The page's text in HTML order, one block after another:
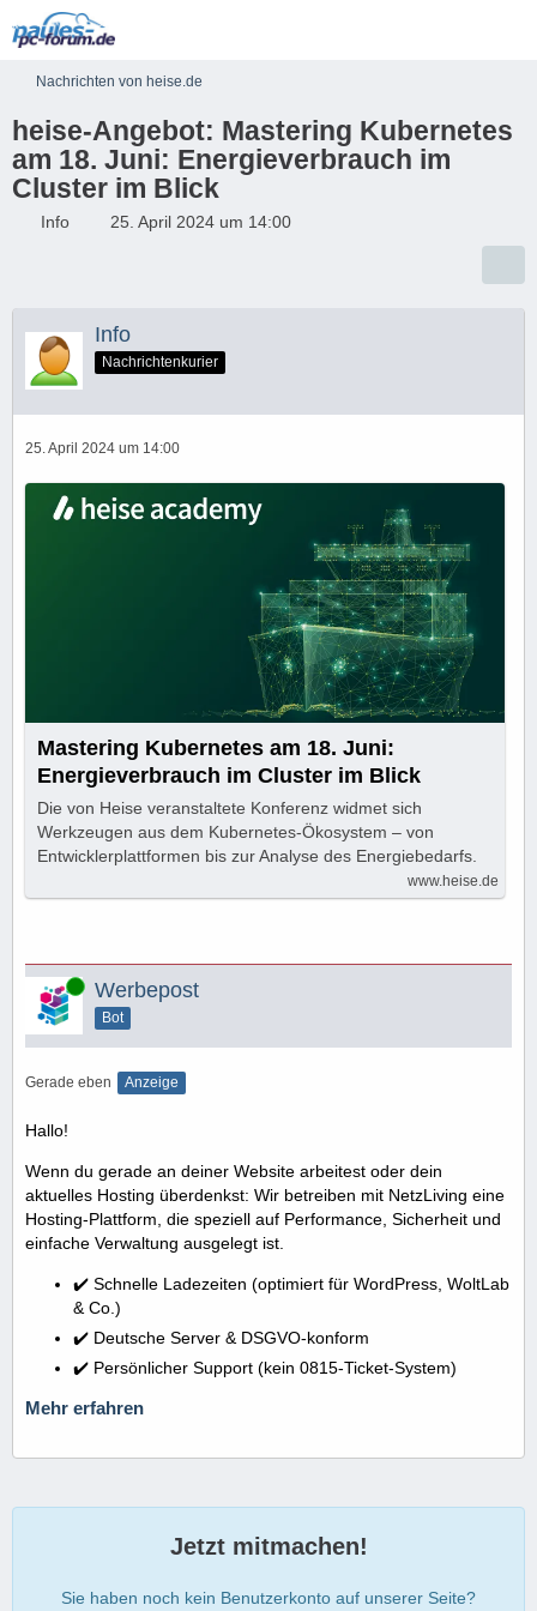
Nachrichten von heise.de
heise-Angebot: Mastering Kubernetes
am 18. Juni: Energieverbrauch im
Cluster im Blick
Info 25. April 2024 um 14:00
Info
Nachrichtenkurier
25. April 2024 um 14:00
Mastering Kubernetes am 18. Juni:
Energieverbrauch im Cluster im Blick
Die von Heise veranstaltete Konferenz widmet sich
Werkzeugen aus dem Kubernetes-Ökosystem – von
Entwicklerplattformen bis zur Analyse des Energiebedarfs.
www.heise.de
Online Werbepost
Bot
Gerade eben Anzeige
Hallo!
Wenn du gerade an deiner Website arbeitest oder dein
aktuelles Hosting überdenkst: Wir betreiben mit NetzLiving eine
Hosting-Plattform, die speziell auf Performance, Sicherheit und
einfache Verwaltung ausgelegt ist.
✔️ Schnelle Ladezeiten (optimiert für WordPress, WoltLab
& Co.)
✔️ Deutsche Server & DSGVO-konform
✔️ Persönlicher Support (kein 0815-Ticket-System)
Mehr erfahren
Jetzt mitmachen!
Sie haben noch kein Benutzerkonto auf unserer Seite?